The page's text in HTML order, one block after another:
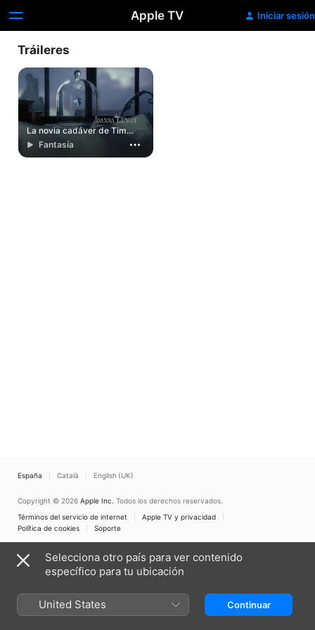
Apple TV Iniciar sesión
Tráileres
La novia cadáver de Tim
BurtonFantasía
España Català English (UK)
Copyright © 2026 Apple Inc. Todos los derechos reservados.
Términos del servicio de internet
Apple TV y privacidad
Política de cookies
Soporte
Selecciona otro país para ver contenido
específico para tu ubicación
United States Continuar